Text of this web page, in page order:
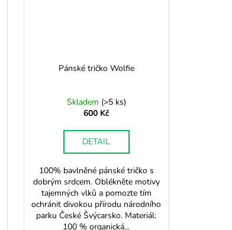
Pánské tričko Wolfie
Skladem (>5 ks)
600 Kč
DETAIL
100% bavlněné pánské tričko s
dobrým srdcem. Oblékněte motivy
tajemných vlků a pomozte tím
ochránit divokou přírodu národního
parku České Švýcarsko. Materiál:
100 % organická...